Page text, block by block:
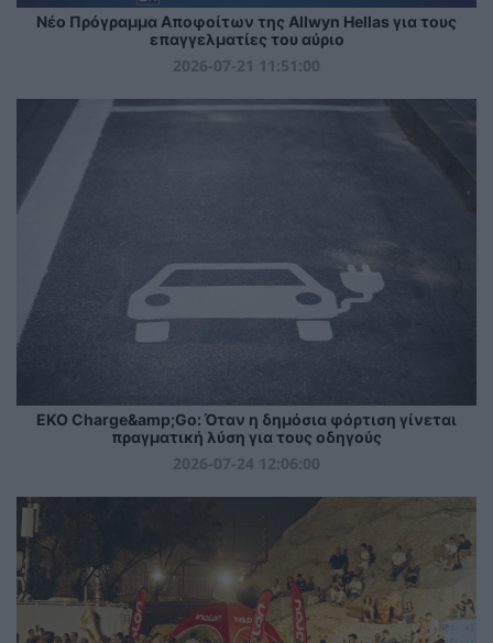
Νέο Πρόγραμμα Αποφοίτων της Allwyn Hellas για τους
επαγγελματίες του αύριο
2026-07-21 11:51:00
EKO Charge&amp;Go: Όταν η δημόσια φόρτιση γίνεται
πραγματική λύση για τους οδηγούς
2026-07-24 12:06:00